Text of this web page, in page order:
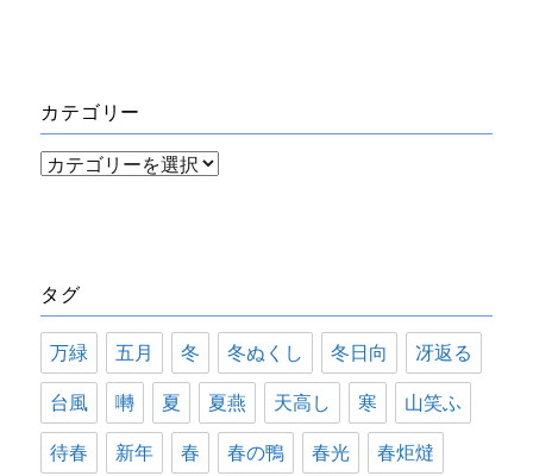
ブ
カテゴリー
カ
ー
タグ
万緑 五月 冬 冬ぬくし 冬日向 冴返る
台風 囀 夏 夏燕 天高し 寒 山笑ふ
待春 新年 春 春の鴨 春光 春炬燵